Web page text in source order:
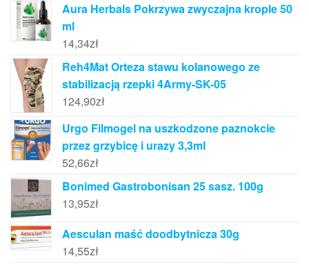
Aura Herbals Pokrzywa zwyczajna krople 50
ml
14,34zł
Reh4Mat Orteza stawu kolanowego ze
stabilizacją rzepki 4Army-SK-05
124,90zł
Urgo Filmogel na uszkodzone paznokcie
przez grzybicę i urazy 3,3ml
52,66zł
Bonimed Gastrobonisan 25 sasz. 100g
13,95zł
Aesculan maść doodbytnicza 30g
14,55zł